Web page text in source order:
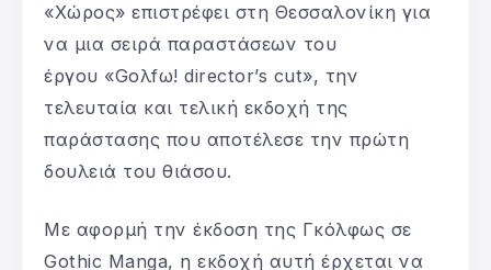
«Χώρος» επιστρέφει στη Θεσσαλονίκη για
να μια σειρά παραστάσεων του
έργου «Goλfω! director’s cut», την
τελευταία και τελική εκδοχή της
παράστασης που αποτέλεσε την πρώτη
δουλειά του θιάσου.
Με αφορμή την έκδοση της Γκόλφως σε
Gothic Manga, η εκδοχή αυτή έρχεται να